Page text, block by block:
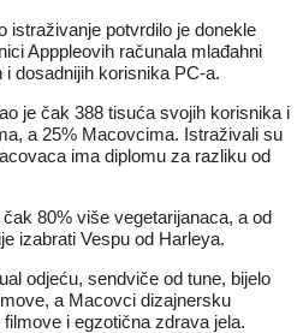
istraživanje potvrdilo je donekle
Apppleovih računala mlađahni
dosadnijih korisnika PC-a.
je čak 388 tisuća svojih korisnika i
a 25% Macovcima. Istraživali su
ima diplomu za razliku od
80% više vegetarijanaca, a od
izabrati Vespu od Harleya.
odjeću, sendviče od tune, bijelo
a Macovci dizajnersku
i egzotična zdrava jela.